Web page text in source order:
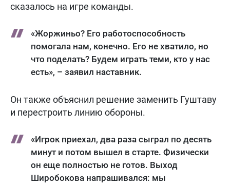
сказалось на игре команды.
«Жоржиньо? Его работоспособность
помогала нам, конечно. Его не хватило, но
что поделать? Будем играть теми, кто у нас
есть», – заявил наставник.
Он также объяснил решение заменить Гуштаву
и перестроить линию обороны.
«Игрок приехал, два раза сыграл по десять
минут и потом вышел в старте. Физически
он еще полностью не готов. Выход
Широбокова напрашивался: мы